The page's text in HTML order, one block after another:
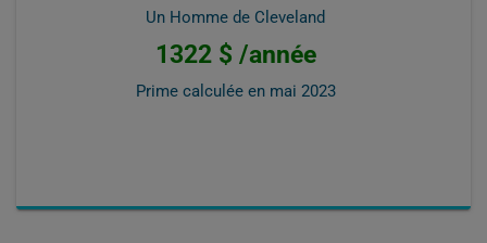
Un Homme de Cleveland
1322 $ /année
Prime calculée en mai 2023